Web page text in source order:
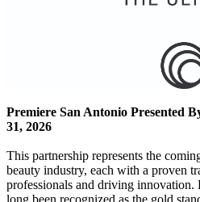
Premiere San Antonio Presented
31, 2026
This partnership represents the
beauty industry, each with a proven
professionals and driving innovation.